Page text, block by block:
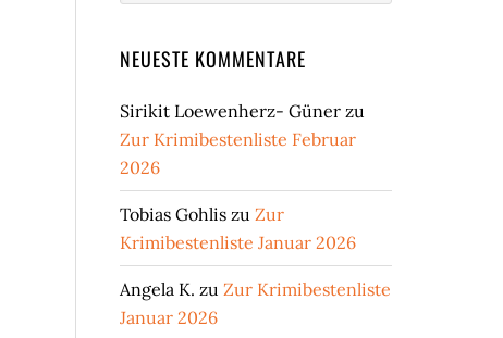
NEUESTE KOMMENTARE
Sirikit Loewenherz- Güner zu
Zur Krimibestenliste Februar
2026
Tobias Gohlis zu Zur
Krimibestenliste Januar 2026
Angela K. zu Zur Krimibestenliste
Januar 2026